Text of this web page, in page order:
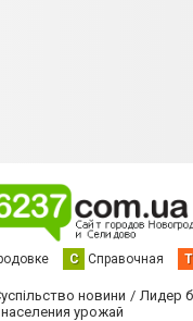
С Справочная Т
новини
Лидер
урожай